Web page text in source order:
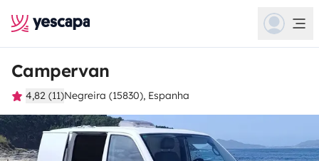
Campervan
4,82 (11)Negreira (15830), Espanha